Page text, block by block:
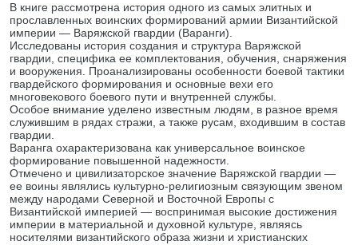
В книге рассмотрена история одного из самых элитных и
прославленных воинских формирований армии Византийской
империи — Варяжской гвардии (Варанги).
Исследованы история создания и структура Варяжской
гвардии, специфика ее комплектования, обучения, снаряжения
и вооружения. Проанализированы особенности боевой тактики
гвардейского формирования и основные вехи его
многовекового боевого пути и внутренней службы.
Особое внимание уделено известным людям, в разное время
служившим в рядах стражи, а также русам, входившим в состав
гвардии.
Варанга охарактеризована как универсальное воинское
формирование повышенной надежности.
Отмечено и цивилизаторское значение Варяжской гвардии —
ее воины являлись культурно-религиозным связующим звеном
между народами Северной и Восточной Европы с
Византийской империей — воспринимая высокие достижения
империи в материальной и духовной культуре, являясь
носителями византийского образа жизни и христианских